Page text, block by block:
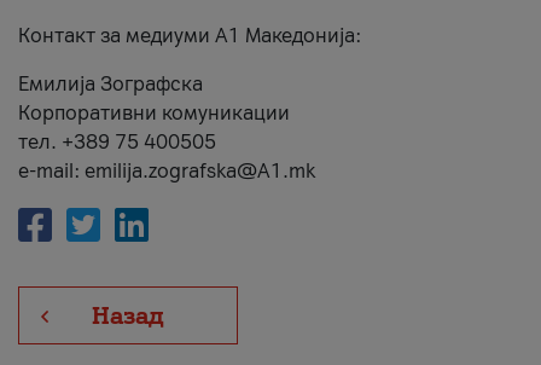
Контакт за медиуми А1 Македонија:
Емилија Зографска
Корпоративни комуникации
тел. +389 75 400505
e-mail: emilija.zografska@A1.mk
Назад